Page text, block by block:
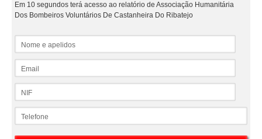
Em 10 segundos terá acesso ao relatório de Associação Humanitária
Dos Bombeiros Voluntários De Castanheira Do Ribatejo